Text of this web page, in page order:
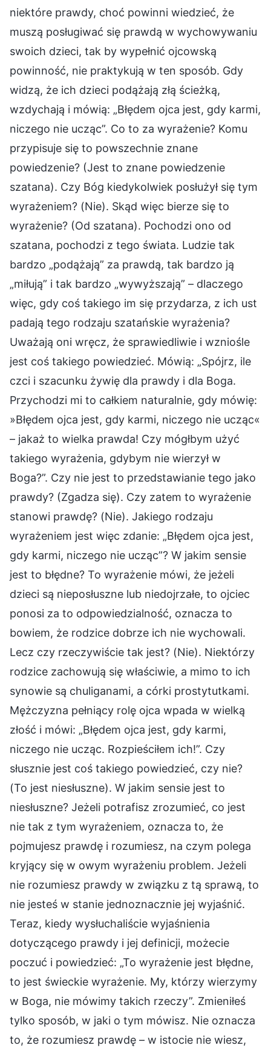
niektóre prawdy, choć powinni wiedzieć, że
muszą posługiwać się prawdą w wychowywaniu
swoich dzieci, tak by wypełnić ojcowską
powinność, nie praktykują w ten sposób. Gdy
widzą, że ich dzieci podążają złą ścieżką,
wzdychają i mówią: „Błędem ojca jest, gdy karmi,
niczego nie ucząc”. Co to za wyrażenie? Komu
przypisuje się to powszechnie znane
powiedzenie? (Jest to znane powiedzenie
szatana). Czy Bóg kiedykolwiek posłużył się tym
wyrażeniem? (Nie). Skąd więc bierze się to
wyrażenie? (Od szatana). Pochodzi ono od
szatana, pochodzi z tego świata. Ludzie tak
bardzo „podążają” za prawdą, tak bardzo ją
„miłują” i tak bardzo „wywyższają” – dlaczego
więc, gdy coś takiego im się przydarza, z ich ust
padają tego rodzaju szatańskie wyrażenia?
Uważają oni wręcz, że sprawiedliwie i wzniośle
jest coś takiego powiedzieć. Mówią: „Spójrz, ile
czci i szacunku żywię dla prawdy i dla Boga.
Przychodzi mi to całkiem naturalnie, gdy mówię:
»Błędem ojca jest, gdy karmi, niczego nie ucząc«
– jakaż to wielka prawda! Czy mógłbym użyć
takiego wyrażenia, gdybym nie wierzył w
Boga?”. Czy nie jest to przedstawianie tego jako
prawdy? (Zgadza się). Czy zatem to wyrażenie
stanowi prawdę? (Nie). Jakiego rodzaju
wyrażeniem jest więc zdanie: „Błędem ojca jest,
gdy karmi, niczego nie ucząc”? W jakim sensie
jest to błędne? To wyrażenie mówi, że jeżeli
dzieci są nieposłuszne lub niedojrzałe, to ojciec
ponosi za to odpowiedzialność, oznacza to
bowiem, że rodzice dobrze ich nie wychowali.
Lecz czy rzeczywiście tak jest? (Nie). Niektórzy
rodzice zachowują się właściwie, a mimo to ich
synowie są chuliganami, a córki prostytutkami.
Mężczyzna pełniący rolę ojca wpada w wielką
złość i mówi: „Błędem ojca jest, gdy karmi,
niczego nie ucząc. Rozpieściłem ich!”. Czy
słusznie jest coś takiego powiedzieć, czy nie?
(To jest niesłuszne). W jakim sensie jest to
niesłuszne? Jeżeli potrafisz zrozumieć, co jest
nie tak z tym wyrażeniem, oznacza to, że
pojmujesz prawdę i rozumiesz, na czym polega
kryjący się w owym wyrażeniu problem. Jeżeli
nie rozumiesz prawdy w związku z tą sprawą, to
nie jesteś w stanie jednoznacznie jej wyjaśnić.
Teraz, kiedy wysłuchaliście wyjaśnienia
dotyczącego prawdy i jej definicji, możecie
poczuć i powiedzieć: „To wyrażenie jest błędne,
to jest świeckie wyrażenie. My, którzy wierzymy
w Boga, nie mówimy takich rzeczy”. Zmieniłeś
tylko sposób, w jaki o tym mówisz. Nie oznacza
to, że rozumiesz prawdę – w istocie nie wiesz,